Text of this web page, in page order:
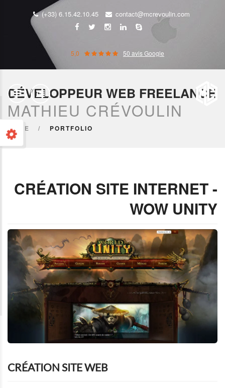
(+33) 6.15.42.10.45 contact@mcrevoulin.com
5,0 50 avis Google
DÉVELOPPEUR WEB FREELANCE
MATHIEU CRÉVOULIN
HOME PORTFOLIO
CRÉATION SITE INTERNET -
WOW UNITY
CRÉATION SITE WEB